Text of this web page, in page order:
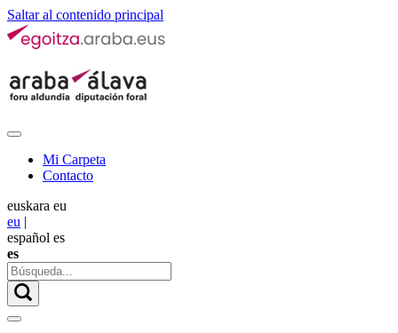
Saltar al contenido principal
Mi Carpeta
Contacto
euskara eu
eu |
español es
es